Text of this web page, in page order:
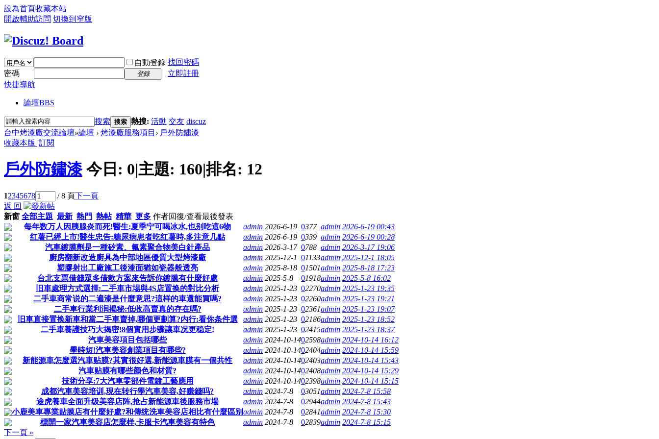
設為首頁收藏本站
開啟輔助訪問 切換到窄版
自動登錄 找回密碼
密碼
登錄
立即註冊
快捷導航
論壇BBS
搜索 搜索 熱搜: 活動 交友 discuz
台中烤漆廠交流論壇»論壇 › 烤漆廠服務項目 › 戶外防鏽漆
收藏本版 |訂閱
戶外防鏽漆 今日: 0|主題: 160|排名: 12
12345678 / 8 頁下一頁
返 回
新窗 全部主題 最新 熱門 熱帖 精華 更多 作者回復/查看最後發表
每年数万人因胰腺炎而死!醫生:夏季宁可喝冰水,也别吃這6物
admin 2026-6-19 0377 admin 2026-6-19 00:43
红薯已經上市!醫生忠告:糖尿病患者吃红薯時,多注意几點
admin 2026-6-19 0339 admin 2026-6-19 00:28
汽車鍍膜劑是一種矽素、氟素聚合物美白針產品
admin 2026-3-17 0788 admin 2026-3-17 19:06
廚房翻新改造廚具為中部地區優質大型烤漆廠
admin 2025-12-1 01133admin 2025-12-1 18:05
塑膠射出工廠施工後漆面猶如瓷器般透亮
admin 2025-8-18 01501admin 2025-8-18 17:23
台北支票借錢眾多借款方案來告訴你鍍膜有什麼好處
admin 2025-5-8 01918admin 2025-5-8 16:02
旧車處理方式選擇:二手車市場與4S店置换的對比分析
admin 2025-1-23 02270admin 2025-1-23 19:35
二手車商常说的二遍漆是什麼意思?這样的車還能買嗎?
admin 2025-1-23 02260admin 2025-1-23 19:21
二手車行業利润揭秘:低收高賣真的存在嗎?
admin 2025-1-23 02361admin 2025-1-23 19:07
旧車直接置换新車和當二手車賣掉,哪個更劃算?内行:看你条件選
admin 2025-1-23 02186admin 2025-1-23 18:52
二手車養護技巧大揭密!8個實用步骤讓車况更稳定!
admin 2025-1-23 02415admin 2025-1-23 18:37
汽車美容項目包括哪些
admin 2024-10-1402598admin 2024-10-14 16:12
學時短!汽車美容創業項目有哪些?
admin 2024-10-1402404admin 2024-10-14 15:59
新能源車怎麼選汽車贴膜?其實很好選,新能源車膜有一個共性
admin 2024-10-1402403admin 2024-10-14 15:43
汽車贴膜有哪些颜色和材質?
admin 2024-10-1402408admin 2024-10-14 15:29
技術分享:7大汽車零部件電鍍工藝應用
admin 2024-10-1402398admin 2024-10-14 15:15
成都汽車美容培训,現在转行學汽車美容,好赚錢吗?
admin 2024-7-8 03051admin 2024-7-8 15:58
途虎養車全面升级美容店阵,抢占新能源車後服務市場
admin 2024-7-8 02944admin 2024-7-8 15:43
小鹿美車專業贴膜店有什麼好處?和傳统洗車美容店相比有什麼區别admin 2024-7-8 02841admin 2024-7-8 15:30
標開一家汽車美容店怎麼样,卡服卡汽車美容有特色
admin 2024-7-8 02839admin 2024-7-8 15:15
下一頁 »